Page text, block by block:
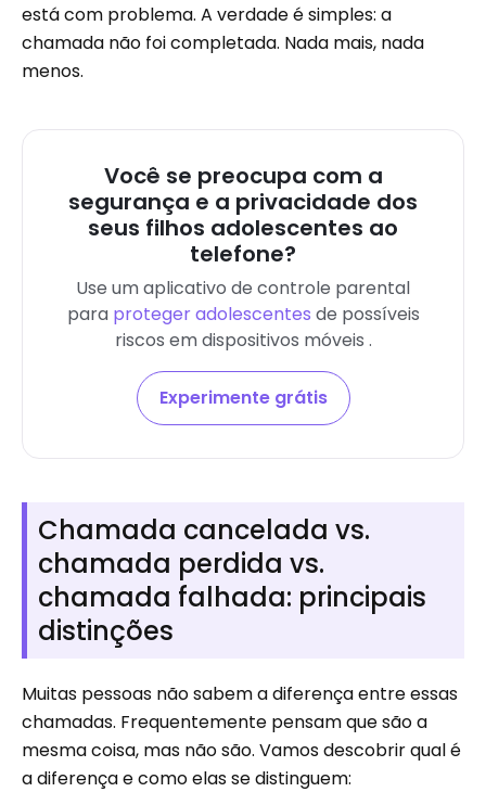
está com problema. A verdade é simples: a
chamada não foi completada. Nada mais, nada
menos.
Você se preocupa com a
segurança e a privacidade dos
seus filhos adolescentes ao
telefone?
Use um aplicativo de controle parental
para proteger adolescentes de possíveis
riscos emdispositivos móveis .
Experimente grátis
Chamada cancelada vs.
chamada perdida vs.
chamada falhada: principais
distinções
Muitas pessoas não sabem a diferença entre essas
chamadas. Frequentemente pensam que são a
mesma coisa, mas não são. Vamos descobrir qual é
a diferença e como elas se distinguem: